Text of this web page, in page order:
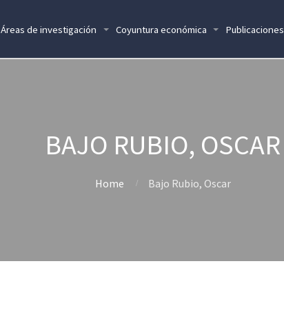
Áreas de investigación Coyuntura económica Publicaciones
BAJO RUBIO, OSCAR
Home Bajo Rubio, Oscar